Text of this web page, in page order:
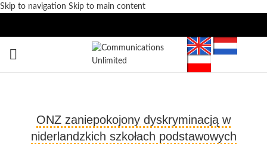
Skip to navigation Skip to main content
ONZ zaniepokojony dyskryminacją w
niderlandzkich szkołach podstawowych